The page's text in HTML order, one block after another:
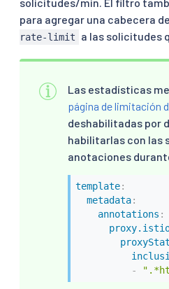
para agregar una cabecera
rate-limit
a las solicitudes
Las estadísticas
página de limitación
deshabilitadas por
habilitarlas con las
anotaciones
template:
metadata:
annotations :
-